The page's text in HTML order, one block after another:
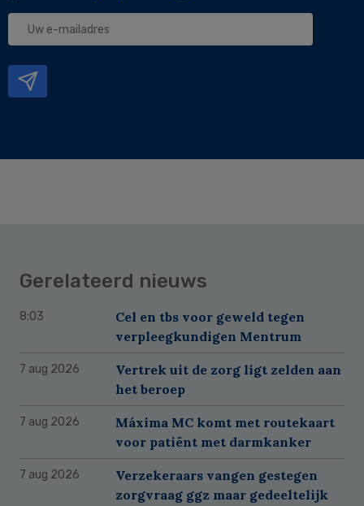
Uw
Gerelateerd nieuws
8:03
Cel en tbs voor geweld tegen
verpleegkundigen Mentrum
7 aug 2026
Vertrek uit de zorg ligt zelden aan
het beroep
7 aug 2026
Máxima MC komt met routekaart
voor patiënt met darmkanker
7 aug 2026
Verzekeraars vangen gestegen
zorgvraag ggz maar gedeeltelijk